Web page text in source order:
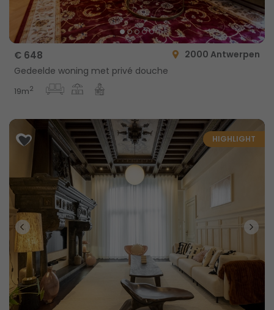
€ 648
2000 Antwerpen
Gedeelde woning met privé douche
19m2
HIGHLIGHT